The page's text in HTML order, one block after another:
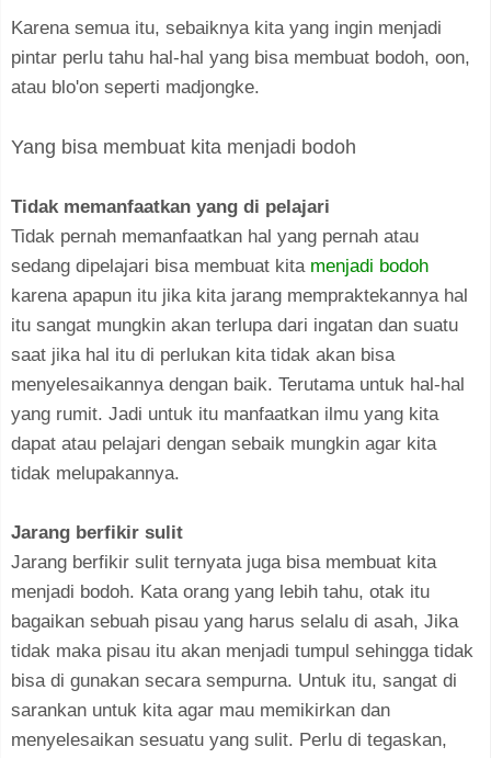
Karena semua itu, sebaiknya kita yang ingin menjadi
pintar perlu tahu hal-hal yang bisa membuat bodoh, oon,
atau blo'on seperti madjongke.
Yang bisa membuat kita menjadi bodoh
Tidak memanfaatkan yang di pelajari
Tidak pernah memanfaatkan hal yang pernah atau
sedang dipelajari bisa membuat kita menjadi bodoh
karena apapun itu jika kita jarang mempraktekannya hal
itu sangat mungkin akan terlupa dari ingatan dan suatu
saat jika hal itu di perlukan kita tidak akan bisa
menyelesaikannya dengan baik. Terutama untuk hal-hal
yang rumit. Jadi untuk itu manfaatkan ilmu yang kita
dapat atau pelajari dengan sebaik mungkin agar kita
tidak melupakannya.
Jarang berfikir sulit
Jarang berfikir sulit ternyata juga bisa membuat kita
menjadi bodoh. Kata orang yang lebih tahu, otak itu
bagaikan sebuah pisau yang harus selalu di asah, Jika
tidak maka pisau itu akan menjadi tumpul sehingga tidak
bisa di gunakan secara sempurna. Untuk itu, sangat di
sarankan untuk kita agar mau memikirkan dan
menyelesaikan sesuatu yang sulit. Perlu di tegaskan,